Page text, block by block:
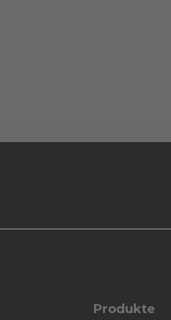
Produkte